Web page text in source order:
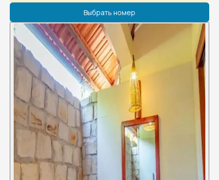
Выбрать номер